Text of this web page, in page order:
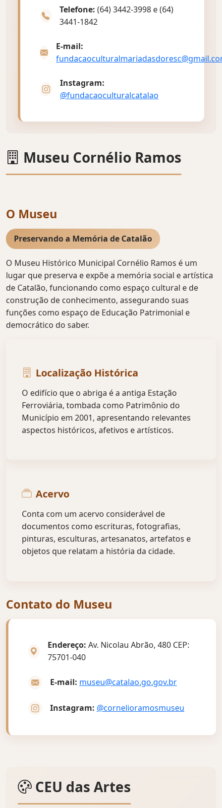
Telefone: (64) 3442-3998 e (64)
3441-1842
E-mail:
Instagram:
@fundacaoculturalcatalao
Museu Cornélio Ramos
O Museu
Preservando a Memória de Catalão
O Museu Histórico Municipal Cornélio Ramos é um
lugar que preserva e expõe a memória social e artística
de Catalão, funcionando como espaço cultural e de
construção de conhecimento, assegurando suas
funções como espaço de Educação Patrimonial e
democrático do saber.
Localização Histórica
O edifício que o abriga é a antiga Estação
Ferroviária, tombada como Patrimônio do
Município em 2001, apresentando relevantes
aspectos históricos, afetivos e artísticos.
Acervo
Conta com um acervo considerável de
documentos como escrituras, fotografias,
pinturas, esculturas, artesanatos, artefatos e
objetos que relatam a história da cidade.
Contato do Museu
Endereço: Av. Nicolau Abrão, 480 CEP:
75701-040
E-mail: museu@catalao.go.gov.br
Instagram: @cornelioramosmuseu
CEU das Artes